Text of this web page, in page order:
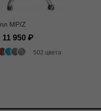
MP/Z
11 950
502 цвета